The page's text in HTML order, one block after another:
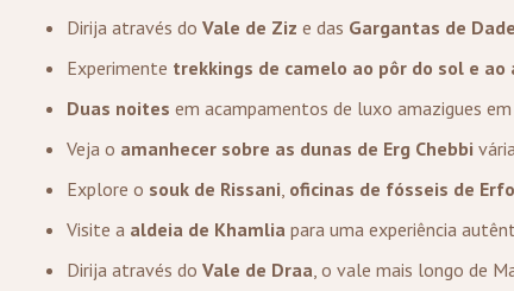
Dirija através do Vale de Ziz e das Gargantas de
Experimente trekkings de camelo ao pôr do sol e ao
Duas noites em acampamentos de luxo amazigues
Veja o amanhecer sobre as dunas de Erg Chebbi
Explore o souk de Rissani, oficinas de fósseis de
Visite a aldeia de Khamlia para uma experiência
Dirija através do Vale de Draa, o vale mais longo de